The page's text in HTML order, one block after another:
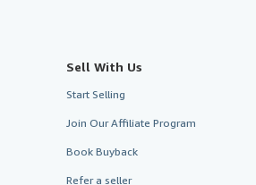
Sell With Us
Start Selling
Join Our Affiliate Program
Book Buyback
Refer a seller